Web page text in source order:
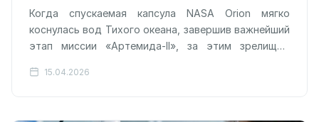
Когда спускаемая капсула NASA Orion мягко
коснулась вод Тихого океана, завершив важнейший
этап миссии «Артемида-II», за этим зрелищем
15.04.2026